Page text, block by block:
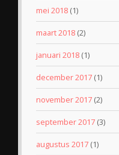
mei 2018 (1)
maart 2018 (2)
januari 2018 (1)
december 2017 (1)
november 2017 (2)
september 2017 (3)
augustus 2017 (1)